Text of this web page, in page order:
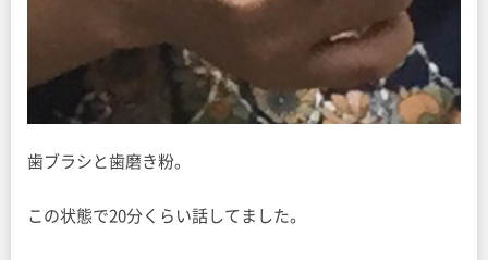
歯ブラシと歯磨き粉。
この状態で20分くらい話してました。